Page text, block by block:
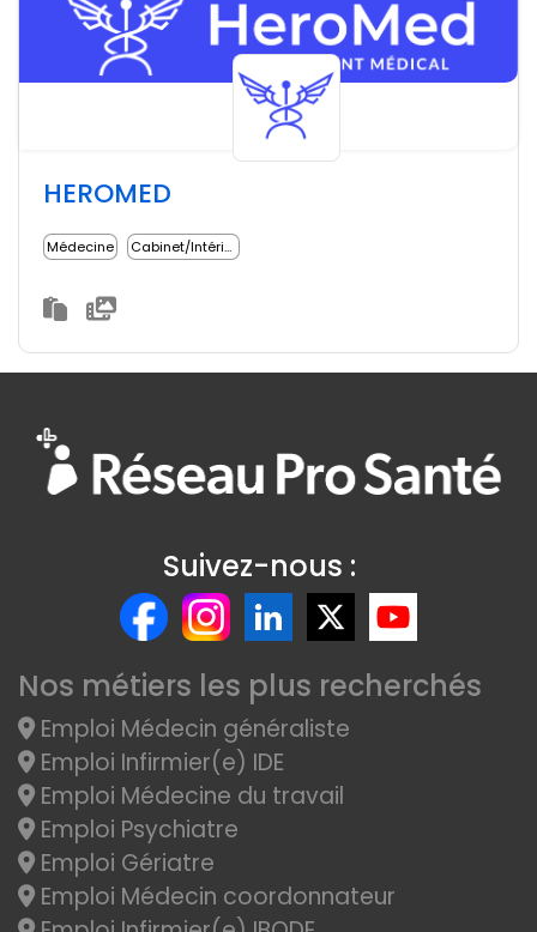
HEROMED
Médecine Cabinet/Intérim
Suivez-nous :
Nos métiers les plus recherchés
Emploi Médecin généraliste
Emploi Infirmier(e) IDE
Emploi Médecine du travail
Emploi Psychiatre
Emploi Gériatre
Emploi Médecin coordonnateur